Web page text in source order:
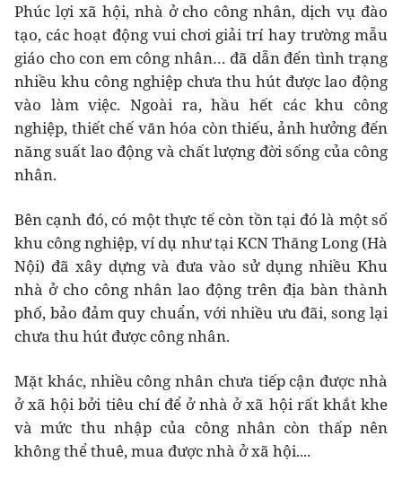
Phúc lợi xã hội, nhà ở cho công nhân, dịch vụ đào
tạo, các hoạt động vui chơi giải trí hay trường mẫu
giáo cho con em công nhân… đã dẫn đến tình trạng
nhiều khu công nghiệp chưa thu hút được lao động
vào làm việc. Ngoài ra, hầu hết các khu công
nghiệp, thiết chế văn hóa còn thiếu, ảnh hưởng đến
năng suất lao động và chất lượng đời sống của công
nhân.
Bên cạnh đó, có một thực tế còn tồn tại đó là một số
khu công nghiệp, ví dụ như tại KCN Thăng Long (Hà
Nội) đã xây dựng và đưa vào sử dụng nhiều Khu
nhà ở cho công nhân lao động trên địa bàn thành
phố, bảo đảm quy chuẩn, với nhiều ưu đãi, song lại
chưa thu hút được công nhân.
Mặt khác, nhiều công nhân chưa tiếp cận được nhà
ở xã hội bởi tiêu chí để ở nhà ở xã hội rất khắt khe
và mức thu nhập của công nhân còn thấp nên
không thể thuê, mua được nhà ở xã hội....